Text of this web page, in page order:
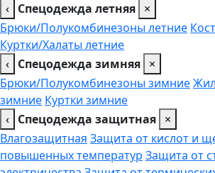
‹ Спецодежда летняя ×
Брюки/Полукомбинезоны летние
Куртки/Халаты летние
‹ Спецодежда зимняя ×
Брюки/Полукомбинезоны зимние
зимние Куртки зимние
‹ Спецодежда защитная ×
Влагозащитная Защита от кислот и
повышенных температур Защита от